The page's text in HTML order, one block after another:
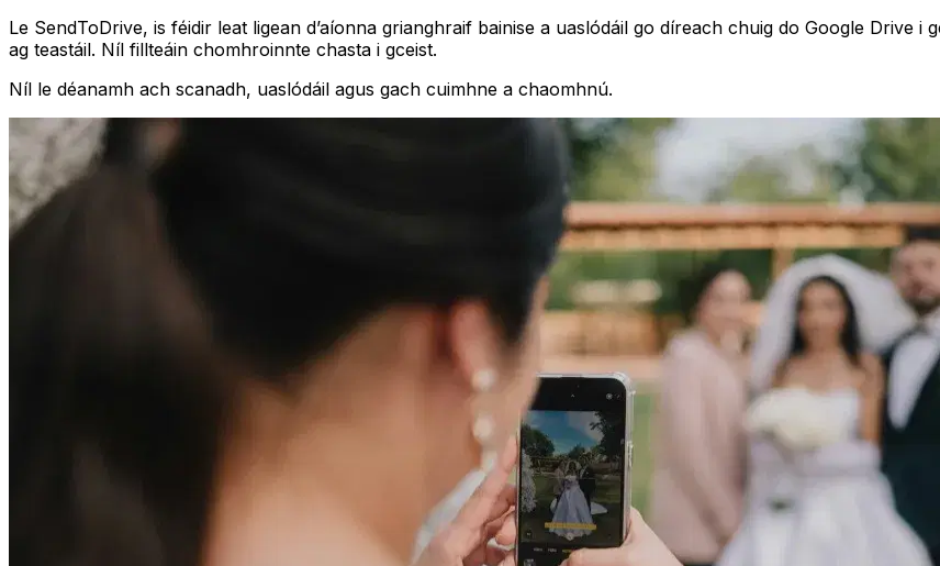
Le SendToDrive, is féidir leat ligean d’aíonna grianghraif bainise a uaslódáil go díreach chuig do Google Drive
ag teastáil. Níl fillteáin chomhroinnte chasta i gceist.
Níl le déanamh ach scanadh, uaslódáil agus gach cuimhne a chaomhnú.